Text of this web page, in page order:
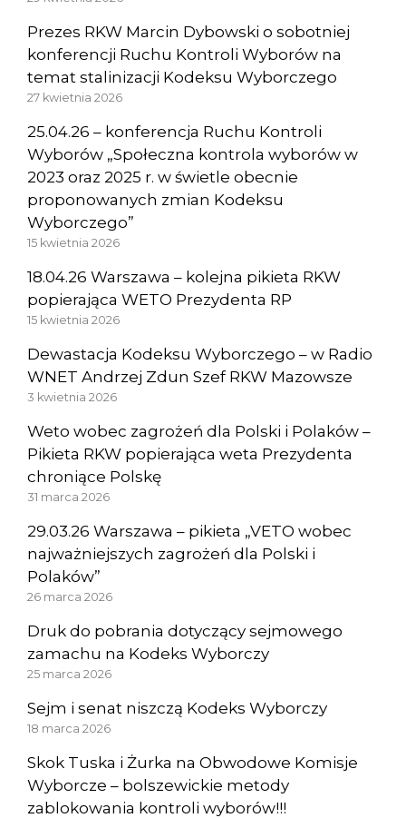
Prezes RKW Marcin Dybowski o sobotniej
konferencji Ruchu Kontroli Wyborów na
temat stalinizacji Kodeksu Wyborczego
27 kwietnia 2026
25.04.26 – konferencja Ruchu Kontroli
Wyborów „Społeczna kontrola wyborów w
2023 oraz 2025 r. w świetle obecnie
proponowanych zmian Kodeksu
Wyborczego”
15 kwietnia 2026
18.04.26 Warszawa – kolejna pikieta RKW
popierająca WETO Prezydenta RP
15 kwietnia 2026
Dewastacja Kodeksu Wyborczego – w Radio
WNET Andrzej Zdun Szef RKW Mazowsze
3 kwietnia 2026
Weto wobec zagrożeń dla Polski i Polaków –
Pikieta RKW popierająca weta Prezydenta
chroniące Polskę
31 marca 2026
29.03.26 Warszawa – pikieta „VETO wobec
najważniejszych zagrożeń dla Polski i
Polaków”
26 marca 2026
Druk do pobrania dotyczący sejmowego
zamachu na Kodeks Wyborczy
25 marca 2026
Sejm i senat niszczą Kodeks Wyborczy
18 marca 2026
Skok Tuska i Żurka na Obwodowe Komisje
Wyborcze – bolszewickie metody
zablokowania kontroli wyborów!!!